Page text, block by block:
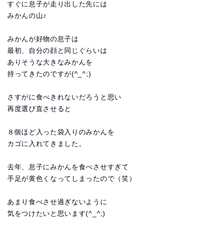
すぐに息子が走り出した先には
みかんの山♪
みかんが好物の息子は
最初、自分の顔と同じぐらいは
ありそうな大きなみかんを
持ってきたのですが(^_^;)
さすがに食べきれないだろうと思い
再度選び直させると
８個ほど入った袋入りのみかんを
カゴに入れてきました。
去年、息子にみかんを食べさせすぎて
手足が黄色くなってしまったので（笑）
あまり食べさせ過ぎないように
気をつけたいと思います(^_^;)